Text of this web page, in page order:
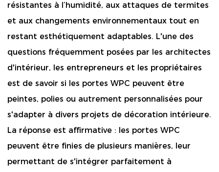
résistantes à l’humidité, aux attaques de termites
et aux changements environnementaux tout en
restant esthétiquement adaptables. L'une des
questions fréquemment posées par les architectes
d'intérieur, les entrepreneurs et les propriétaires
est de savoir si les portes WPC peuvent être
peintes, polies ou autrement personnalisées pour
s'adapter à divers projets de décoration intérieure.
La réponse est affirmative : les portes WPC
peuvent être finies de plusieurs manières, leur
permettant de s'intégrer parfaitement à